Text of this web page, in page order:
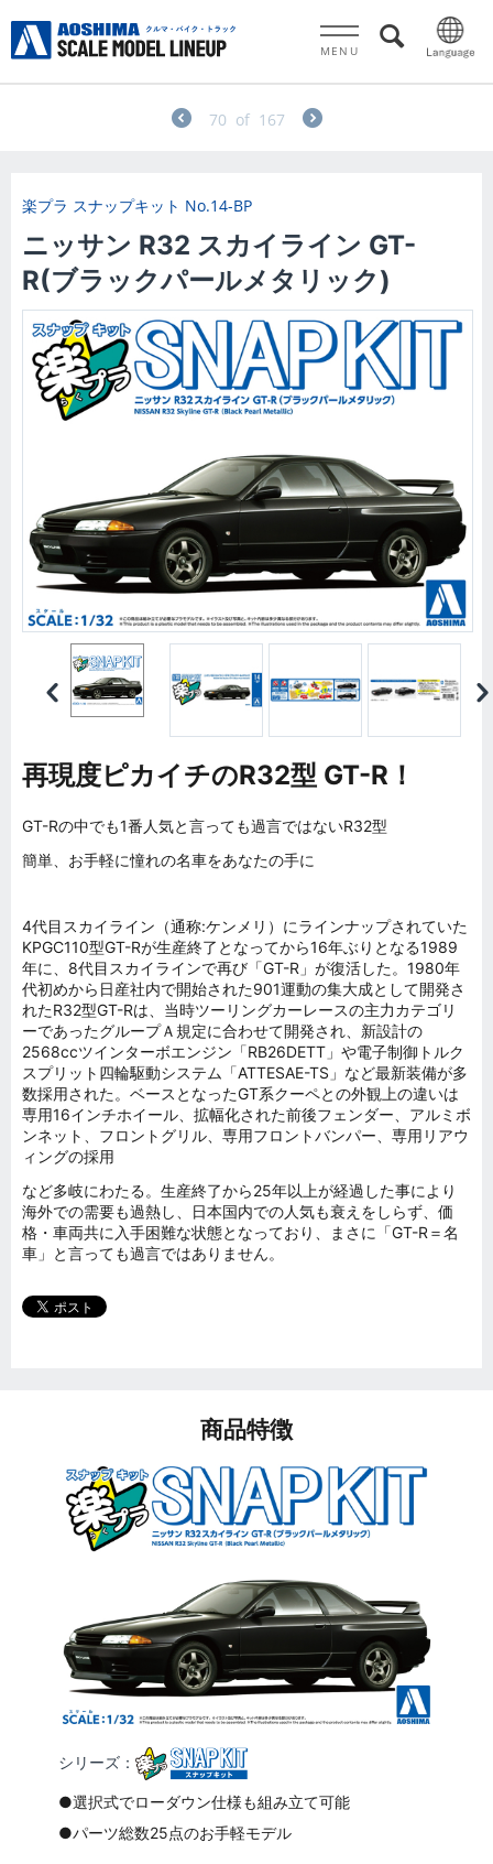
MENU
70 of 167
楽プラ スナップキット No.14-BP
ニッサン R32 スカイライン GT-
R(ブラックパールメタリック)
再現度ピカイチのR32型 GT-R！
GT-Rの中でも1番人気と言っても過言ではないR32型
簡単、お手軽に憧れの名車をあなたの手に
4代目スカイライン（通称:ケンメリ）にラインナップされていた
KPGC110型GT-Rが生産終了となってから16年ぶりとなる1989
年に、8代目スカイラインで再び「GT-R」が復活した。1980年
代初めから日産社内で開始された901運動の集大成として開発さ
れたR32型GT-Rは、当時ツーリングカーレースの主力カテゴリ
ーであったグループＡ規定に合わせて開発され、新設計の
2568ccツインターボエンジン「RB26DETT」や電子制御トルク
スプリット四輪駆動システム「ATTESAE-TS」など最新装備が多
数採用された。ベースとなったGT系クーペとの外観上の違いは
専用16インチホイール、拡幅化された前後フェンダー、アルミボ
ンネット、フロントグリル、専用フロントバンパー、専用リアウ
ィングの採用
など多岐にわたる。生産終了から25年以上が経過した事により
海外での需要も過熱し、日本国内での人気も衰えをしらず、価
格・車両共に入手困難な状態となっており、まさに「GT-R＝名
車」と言っても過言ではありません。
商品特徴
シリーズ：
●選択式でローダウン仕様も組み立て可能
●パーツ総数25点のお手軽モデル